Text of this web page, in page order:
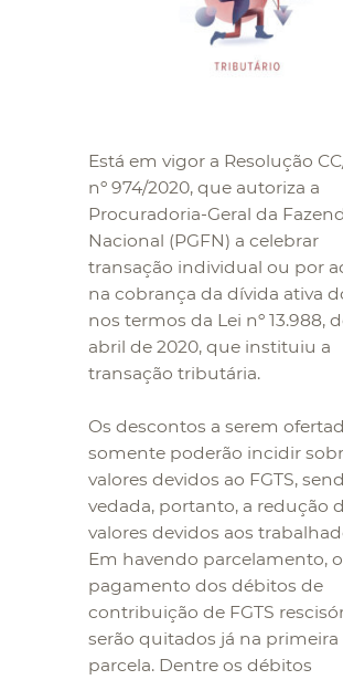
Está em vigor a Resolução
nº 974/2020, que autoriza a
Procuradoria-Geral da
Nacional (PGFN) a celebrar
transação individual ou por
na cobrança da dívida ativa
nos termos da Lei nº 13.988,
abril de 2020, que instituiu a
transação tributária.
Os descontos a serem
somente poderão incidir
valores devidos ao FGTS,
vedada, portanto, a redução
valores devidos aos
Em havendo parcelamento, o
pagamento dos débitos de
contribuição de FGTS
serão quitados já na primeira
parcela. Dentre os débitos